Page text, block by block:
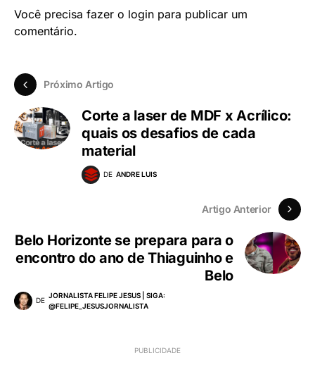
Você precisa fazer o login para publicar um
comentário.
Próximo Artigo
Corte a laser de MDF x Acrílico:
quais os desafios de cada
material
DE ANDRE LUIS
Artigo Anterior
Belo Horizonte se prepara para o
encontro do ano de Thiaguinho e
Belo
DE
JORNALISTA FELIPE JESUS | SIGA:
@FELIPE_JESUSJORNALISTA